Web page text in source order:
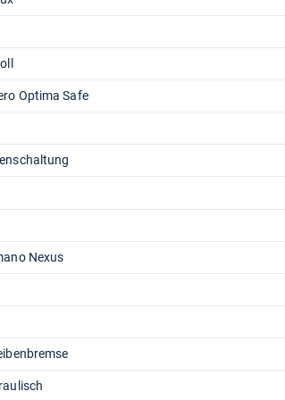
Optima Safe
Nexus